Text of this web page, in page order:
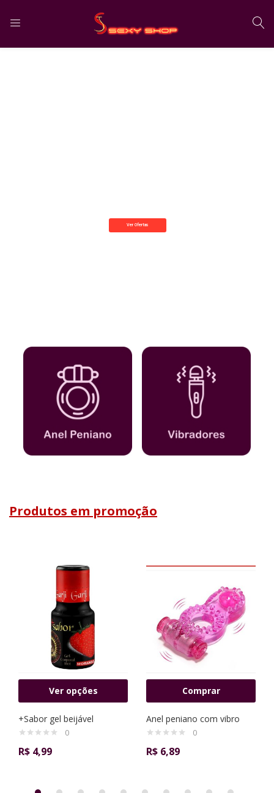
LOGIN
Ver Ofertas
Produtos em promoção
Ver opções
+Sabor gel beijável
0
R$ 4,99
Comprar
Anel peniano com vibro
0
R$ 6,89